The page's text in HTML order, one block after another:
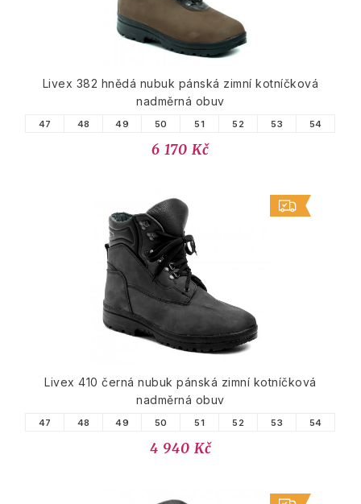
Livex 382 hnědá nubuk pánská zimní kotníčková
nadměrná obuv
47 48 49 50 51 52 53 54
6 170 Kč
Livex 410 černá nubuk pánská zimní kotníčková
nadměrná obuv
47 48 49 50 51 52 53 54
4 940 Kč